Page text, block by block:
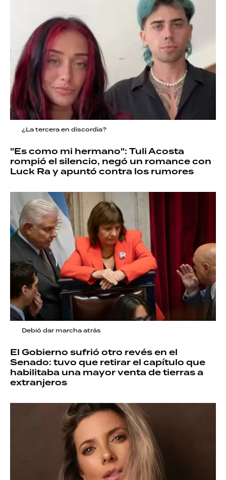
¿La tercera en discordia?
"Es como mi hermano": Tuli Acosta
rompió el silencio, negó un romance con
Luck Ra y apuntó contra los rumores
Debió dar marcha atrás
El Gobierno sufrió otro revés en el
Senado: tuvo que retirar el capítulo que
habilitaba una mayor venta de tierras a
extranjeros